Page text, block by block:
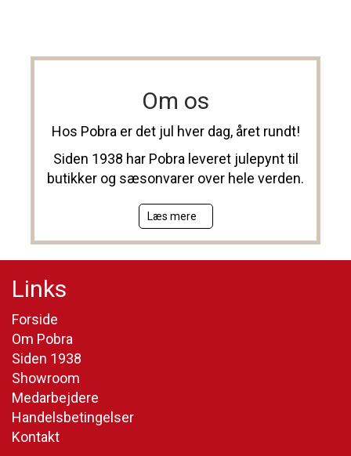
Om os
Hos Pobra er det jul hver dag, året rundt!
Siden 1938 har Pobra leveret julepynt til
butikker og sæsonvarer over hele verden.
Læs mere
Links
Forside
Om Pobra
Siden 1938
Showroom
Medarbejdere
Handelsbetingelser
Kontakt